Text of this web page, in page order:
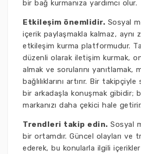
bir bağ kurmanıza yardımcı olur.
Etkileşim önemlidir. Sosyal
içerik paylaşmakla kalmaz, aynı
etkileşim kurma platformudur.
düzenli olarak iletişim kurmak,
almak ve sorularını yanıtlamak,
bağlılıklarını artırır. Bir
bir arkadaşla konuşmak gibidir;
markanızı daha çekici hale getirir.
Trendleri takip edin. Sosyal
bir ortamdır. Güncel olayları ve
ederek, bu konularla ilgili